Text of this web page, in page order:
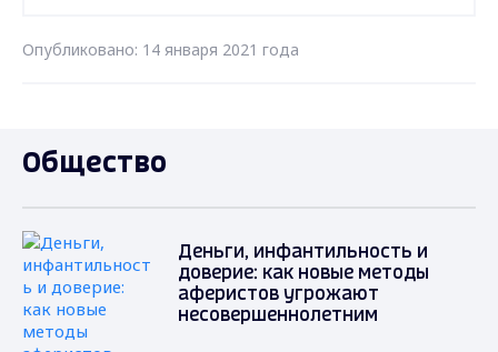
Опубликовано: 14 января 2021 года
Общество
Деньги, инфантильность и
доверие: как новые методы
аферистов угрожают
несовершеннолетним